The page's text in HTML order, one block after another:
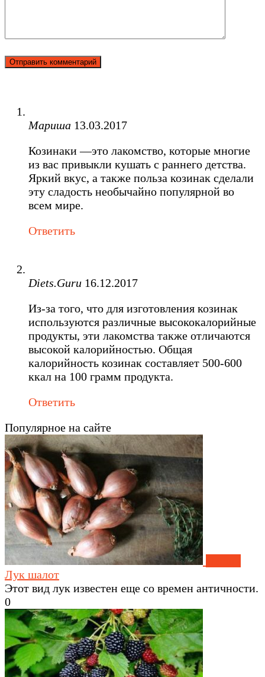
Мариша 13.03.2017
Козинаки —это лакомство, которые многие
из вас привыкли кушать с раннего детства.
Яркий вкус, а также польза козинак сделали
эту сладость необычайно популярной во
всем мире.
Ответить
Diets.Guru 16.12.2017
Из-за того, что для изготовления козинак
используются различные высококалорийные
продукты, эти лакомства также отличаются
высокой калорийностью. Общая
калорийность козинак составляет 500-600
ккал на 100 грамм продукта.
Ответить
Популярное на сайте
Лук шалот
Этот вид лук известен еще со времен античности.
0